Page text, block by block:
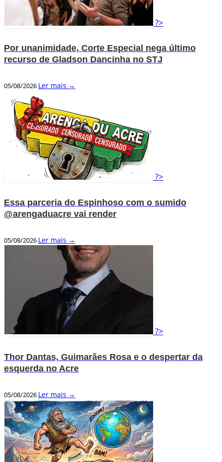
?>
Por unanimidade, Corte Especial nega último
recurso de Gladson Dancinha no STJ
05/08/2026 Ler mais →
?>
Essa parceria do Espinhoso com o sumido
@arengaduacre vai render
05/08/2026 Ler mais →
?>
Thor Dantas, Guimarães Rosa e o despertar da
esquerda no Acre
05/08/2026 Ler mais →